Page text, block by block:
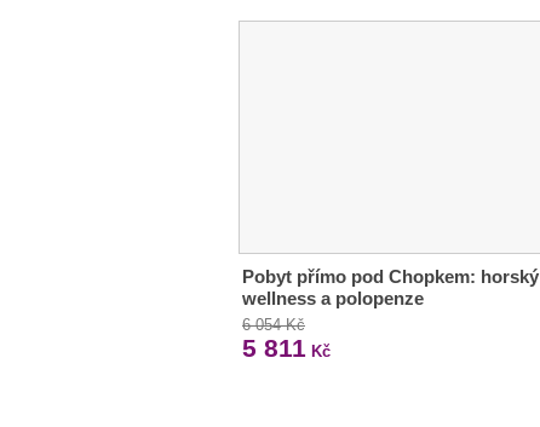
Pobyt přímo pod Chopkem: horský
wellness a polopenze
6 054 Kč
5 811 Kč